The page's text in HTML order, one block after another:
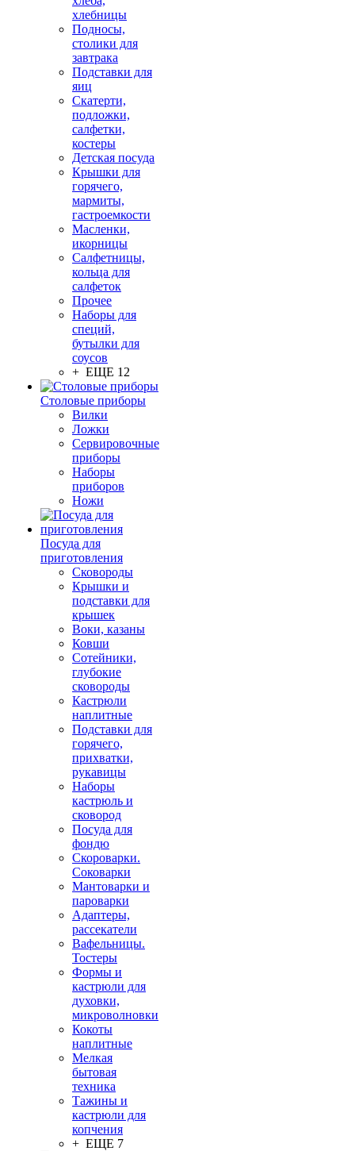
хлебницы
Подносы,
столики для
завтрака
Подставки для
яиц
Скатерти,
подложки,
салфетки,
костеры
Детская посуда
Крышки для
горячего,
мармиты,
гастроемкости
Масленки,
икорницы
Салфетницы,
кольца для
салфеток
Прочее
Наборы для
специй,
бутылки для
соусов
+ ЕЩЕ 12
Столовые приборы
Вилки
Ложки
Сервировочные
приборы
Наборы
приборов
Ножи
Посуда для
приготовления
Сковороды
Крышки и
подставки для
крышек
Воки, казаны
Ковши
Сотейники,
глубокие
сковороды
Кастрюли
наплитные
Подставки для
горячего,
прихватки,
рукавицы
Наборы
кастрюль и
сковород
Посуда для
фондю
Скороварки.
Соковарки
Мантоварки и
пароварки
Адаптеры,
рассекатели
Вафельницы.
Тостеры
Формы и
кастрюли для
духовки,
микроволновки
Кокоты
наплитные
Мелкая
бытовая
техника
Тажины и
кастрюли для
копчения
+ ЕЩЕ 7